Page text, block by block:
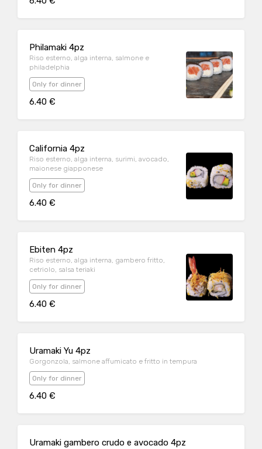
Philamaki 4pz
Riso esterno, alga interna, salmone e
philadelphia
Only for dinner
6.40 €
California 4pz
Riso esterno, alga interna, surimi, avocado,
maionese giapponese
Only for dinner
6.40 €
Ebiten 4pz
Riso esterno, alga interna, gambero fritto,
cetriolo, salsa teriaki
Only for dinner
6.40 €
Uramaki Yu 4pz
Gorgonzola, salmone affumicato e fritto in tempura
Only for dinner
6.40 €
Uramaki gambero crudo e avocado 4pz